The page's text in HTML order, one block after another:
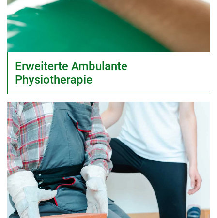
Erweiterte Ambulante
Physiotherapie